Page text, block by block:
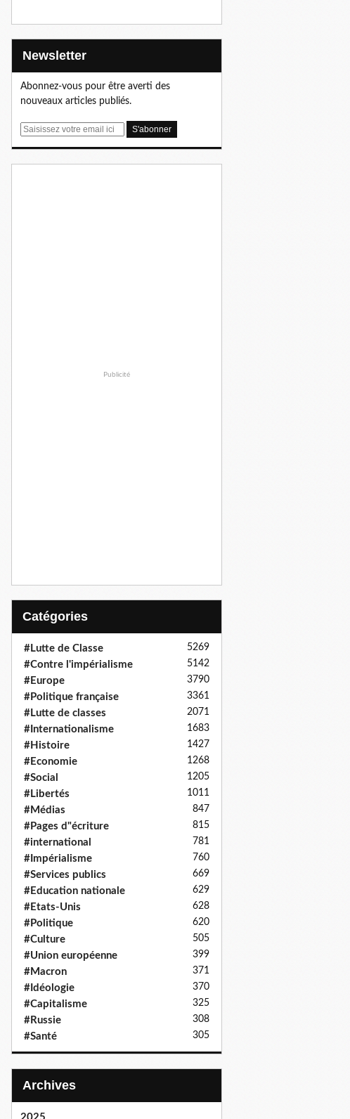
Newsletter
Abonnez-vous pour être averti des
nouveaux articles publiés.
E
Publicité
Catégories
#Lutte de Classe 5269
#Contre l'impérialisme 5142
#Europe 3790
#Politique française 3361
#Lutte de classes 2071
#Internationalisme 1683
#Histoire 1427
#Economie 1268
#Social 1205
#Libertés 1011
#Médias 847
#Pages d"écriture 815
#international 781
#Impérialisme 760
#Services publics 669
#Education nationale 629
#Etats-Unis 628
#Politique 620
#Culture 505
#Union européenne 399
#Macron 371
#Idéologie 370
#Capitalisme 325
#Russie 308
#Santé 305
Archives